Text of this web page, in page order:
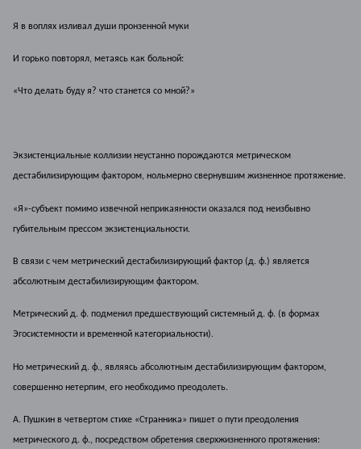
Я в воплях изливал души пронзенной муки
И горько повторял, метаясь как больной:
«Что делать буду я? что станется со мной?»
Экзистенциальные коллизии неустанно порождаются метрическом
дестабилизирующим фактором, нольмерно свернувшим жизненное протяжение.
«Я»-субъект помимо извечной неприкаянности оказался под неизбывно
губительным прессом экзистенциальности.
В связи с чем метрический дестабилизирующий фактор (д. ф.) является
абсолютным дестабилизирующим фактором.
Метрический д. ф. подменил предшествующий системный д. ф. (в формах
Эгосистемности и временной категориальности).
Но метрический д. ф., являясь абсолютным дестабилизирующим фактором,
совершенно нетерпим, его необходимо преодолеть.
А. Пушкин в четвертом стихе «Странника» пишет о пути преодоления
метрического д. ф., посредством обретения сверхжизненного протяжения: